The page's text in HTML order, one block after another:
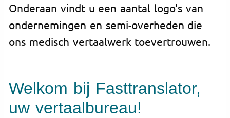
Onderaan vindt u een aantal logo's van
ondernemingen en semi-overheden die
ons medisch vertaalwerk toevertrouwen.
Welkom bij Fasttranslator,
uw vertaalbureau!